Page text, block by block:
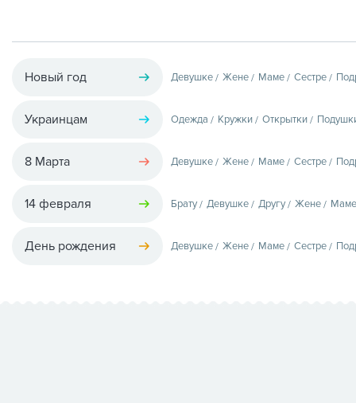
Новый год Девушке Жене Маме Сестре
Украинцам Одежда Кружки Открытки
8 Марта Девушке Жене Маме Сестре
14 февраля Брату Девушке Другу Жене Маме
День рождения Девушке Жене Маме Сестре